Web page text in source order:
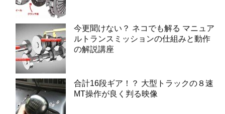
今更聞けない？ ネコでも解る マニュア
ルトランスミッションの仕組みと動作
の解説講座
合計16段ギア！？ 大型トラックの８速
MT操作が良く判る映像